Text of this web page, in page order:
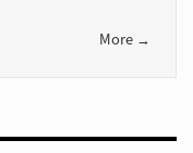
More →